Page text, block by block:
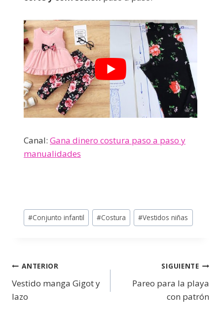
Canal: Gana dinero costura paso a paso y
manualidades
#Conjunto infantil #Costura #Vestidos niñas
ANTERIOR
Vestido manga Gigot y
lazo
SIGUIENTE
Pareo para la playa
con patrón